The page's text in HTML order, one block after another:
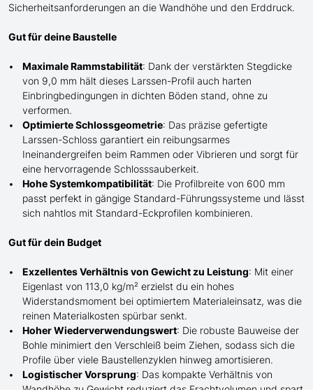
Sicherheitsanforderungen an die Wandhöhe und den Erddruck.
Gut für deine Baustelle
Maximale Rammstabilität: Dank der verstärkten Stegdicke
von 9,0 mm hält dieses Larssen-Profil auch harten
Einbringbedingungen in dichten Böden stand, ohne zu
verformen.
Optimierte Schlossgeometrie: Das präzise gefertigte
Larssen-Schloss garantiert ein reibungsarmes
Ineinandergreifen beim Rammen oder Vibrieren und sorgt für
eine hervorragende Schlosssauberkeit.
Hohe Systemkompatibilität: Die Profilbreite von 600 mm
passt perfekt in gängige Standard-Führungssysteme und lässt
sich nahtlos mit Standard-Eckprofilen kombinieren.
Gut für dein Budget
Exzellentes Verhältnis von Gewicht zu Leistung: Mit einer
Eigenlast von 113,0 kg/m² erzielst du ein hohes
Widerstandsmoment bei optimiertem Materialeinsatz, was die
reinen Materialkosten spürbar senkt.
Hoher Wiederverwendungswert: Die robuste Bauweise der
Bohle minimiert den Verschleiß beim Ziehen, sodass sich die
Profile über viele Baustellenzyklen hinweg amortisieren.
Logistischer Vorsprung: Das kompakte Verhältnis von